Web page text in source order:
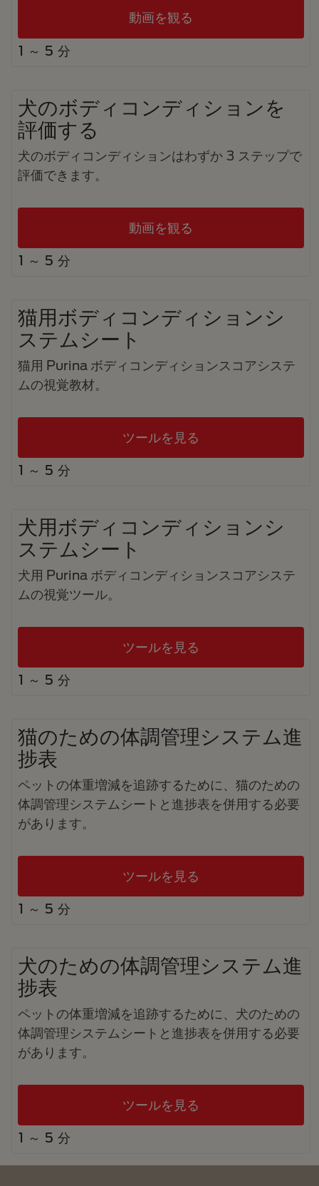
動画を観る
1 ～ 5 分
犬のボディコンディションを
評価する
犬のボディコンディションはわずか 3 ステップで
評価できます。
動画を観る
1 ～ 5 分
猫用ボディコンディションシ
ステムシート
猫用 Purina ボディコンディションスコアシステ
ムの視覚教材。
ツールを見る
1 ～ 5 分
犬用ボディコンディションシ
ステムシート
犬用 Purina ボディコンディションスコアシステ
ムの視覚ツール。
ツールを見る
1 ～ 5 分
猫のための体調管理システム進
捗表
ペットの体重増減を追跡するために、猫のための
体調管理システムシートと進捗表を併用する必要
があります。
ツールを見る
1 ～ 5 分
犬のための体調管理システム進
捗表
ペットの体重増減を追跡するために、犬のための
体調管理システムシートと進捗表を併用する必要
があります。
ツールを見る
1 ～ 5 分